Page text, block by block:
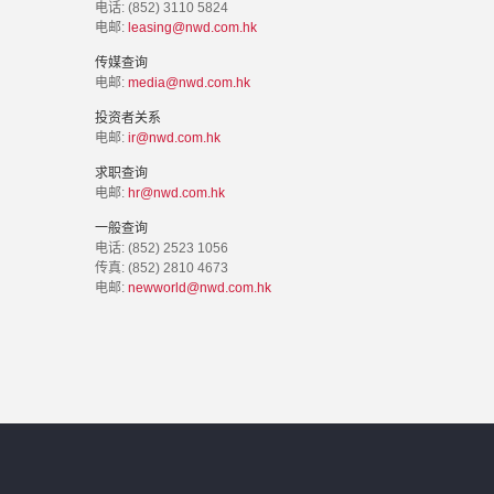
电话: (852) 3110 5824
电邮: leasing@nwd.com.hk
传媒查询
电邮: media@nwd.com.hk
投资者关系
电邮: ir@nwd.com.hk
求职查询
电邮: hr@nwd.com.hk
一般查询
电话: (852) 2523 1056
传真: (852) 2810 4673
电邮: newworld@nwd.com.hk